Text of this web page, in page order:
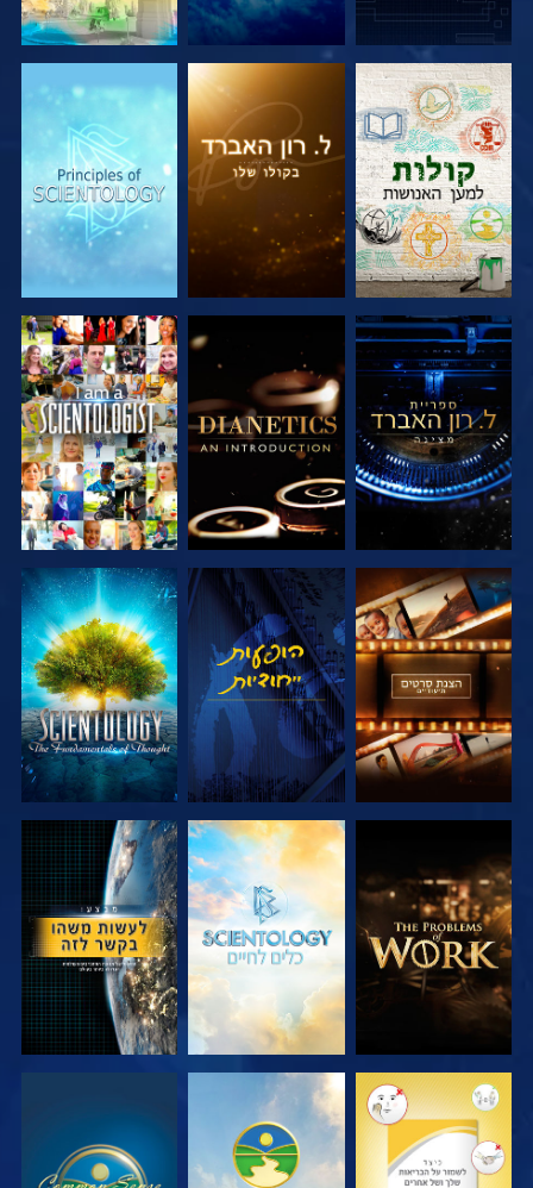
בדוק את הסדרה בדוק את הסדרה בדוק את הסדרה
בדוק את הסדרה בדוק את הסדרה צפה
בדוק את הסדרה צפה בדוק את הסדרה
בדוק את הסדרה בדוק את הסדרה צפה
צפה צפה צפה